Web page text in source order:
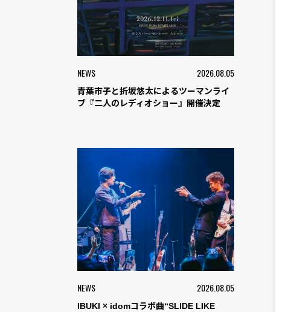
NEWS 2026.08.05
青葉市子と折坂悠太によるツーマンライ
ブ『二人のレディオショー』開催決定
NEWS 2026.08.05
IBUKI × idomコラボ曲“SLIDE LIKE